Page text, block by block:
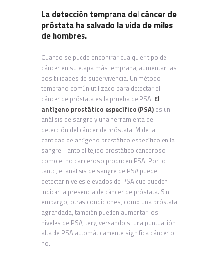
La detección temprana del cáncer de
próstata ha salvado la vida de miles
de hombres.
Cuando se puede encontrar cualquier tipo de
cáncer en su etapa más temprana, aumentan las
posibilidades de supervivencia. Un método
temprano común utilizado para detectar el
cáncer de próstata es la prueba de PSA. El
antígeno prostático específico (PSA) es un
análisis de sangre y una herramienta de
detección del cáncer de próstata. Mide la
cantidad de antígeno prostático específico en la
sangre. Tanto el tejido prostático canceroso
como el no canceroso producen PSA. Por lo
tanto, el análisis de sangre de PSA puede
detectar niveles elevados de PSA que pueden
indicar la presencia de cáncer de próstata. Sin
embargo, otras condiciones, como una próstata
agrandada, también pueden aumentar los
niveles de PSA, tergiversando si una puntuación
alta de PSA automáticamente significa cáncer o
no.